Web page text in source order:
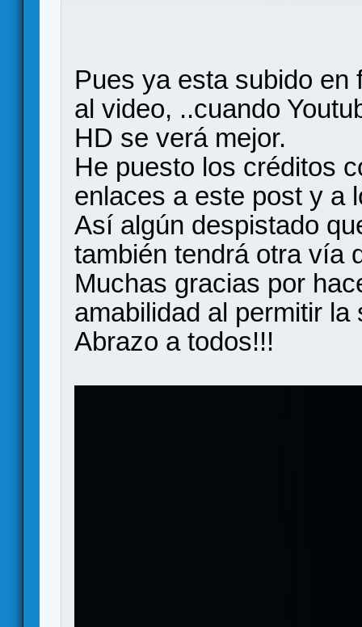
Pues ya esta subido en
al video, ..cuando
HD se verá mejor.
He puesto los créditos
enlaces a este post y a
Así algún despistado
también tendrá otra vía
Muchas gracias por
amabilidad al permitir la
Abrazo a todos!!!